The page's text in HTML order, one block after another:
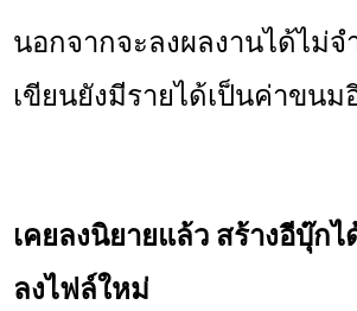
นอกจากจะลงผลงานได้ไม่
เขียนยังมีรายได้เป็นค่าขนม
เคยลงนิยายแล้ว สร้างอีบุ๊กไ
ลงไฟล์ใหม่